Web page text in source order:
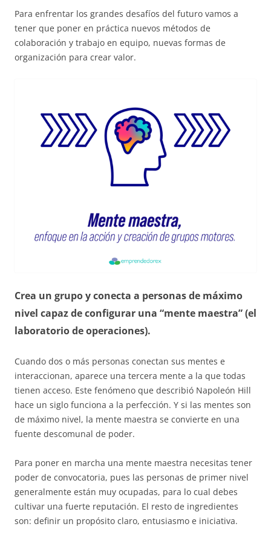
Para enfrentar los grandes desafíos del futuro vamos a
tener que poner en práctica nuevos métodos de
colaboración y trabajo en equipo, nuevas formas de
organización para crear valor.
Crea un grupo y conecta a personas de máximo
nivel capaz de configurar una “mente maestra” (el
laboratorio de operaciones).
Cuando dos o más personas conectan sus mentes e
interaccionan, aparece una tercera mente a la que todas
tienen acceso. Este fenómeno que describió Napoleón Hill
hace un siglo funciona a la perfección. Y si las mentes son
de máximo nivel, la mente maestra se convierte en una
fuente descomunal de poder.
Para poner en marcha una mente maestra necesitas tener
poder de convocatoria, pues las personas de primer nivel
generalmente están muy ocupadas, para lo cual debes
cultivar una fuerte reputación. El resto de ingredientes
son: definir un propósito claro, entusiasmo e iniciativa.